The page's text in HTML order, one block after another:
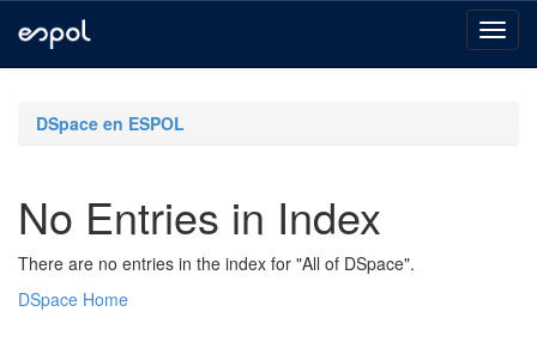
navigationDSpace en ESPOL
No Entries in Index
There are no entries in the index for "All of DSpace".
DSpace Home